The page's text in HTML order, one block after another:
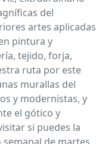
del
artes aplicadas
pintura y
tejido, forja,
ruta por este
murallas del
y modernistas, y
el gótico y
si puedes la